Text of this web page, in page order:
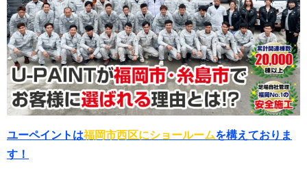
ユーペイントは福岡市西区にショールームを構えておりま
す！